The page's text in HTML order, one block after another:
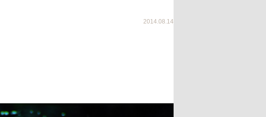
2014.08.14